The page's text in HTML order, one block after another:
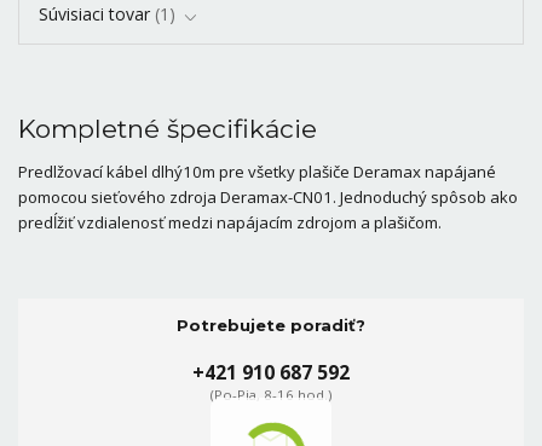
Súvisiaci tovar 1
Kompletné špecifikácie
Predlžovací kábel dlhý10m pre všetky plašiče Deramax napájané
pomocou sieťového zdroja Deramax-CN01. Jednoduchý spôsob ako
predĺžiť vzdialenosť medzi napájacím zdrojom a plašičom.
Potrebujete poradiť?
+421 910 687 592
(Po-Pia, 8-16 hod.)